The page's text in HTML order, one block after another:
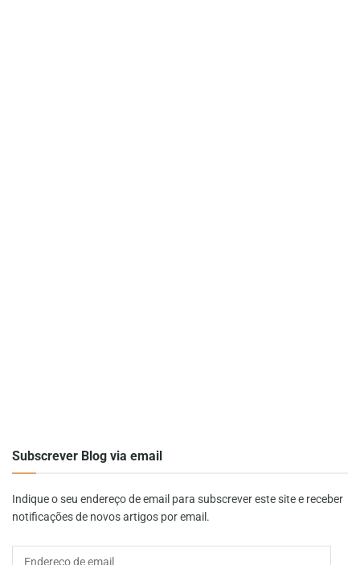
Subscrever Blog via email
Indique o seu endereço de email para subscrever este site e receber
notificações de novos artigos por email.